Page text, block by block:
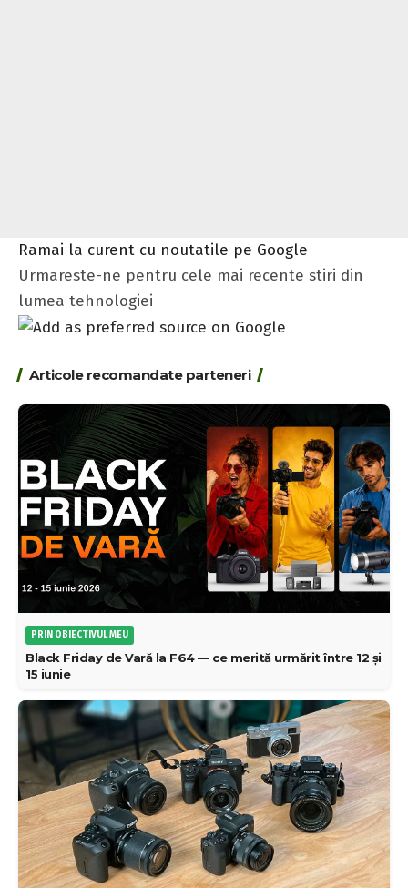
Ramai la curent cu noutatile pe Google
Urmareste-ne pentru cele mai recente stiri din
lumea tehnologiei
Articole recomandate parteneri
PRIN OBIECTIVUL MEU
Black Friday de Vară la F64 — ce merită urmărit între 12 și
15 iunie